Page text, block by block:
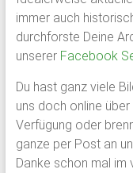
Plön
1951
von
ehemaligen
Schülern
des
Plöner
Internats
immer auch
durchforste Deine
unserer Facebook
Du hast ganz viele
uns doch online
Verfügung oder
ganze per Post an
Danke schon mal im